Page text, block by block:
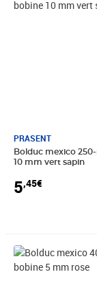
PRASENT
Bolduc mexico
10 mm vert sapin
5,45€
Prix 5,45€